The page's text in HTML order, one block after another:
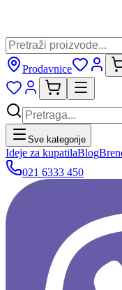
Prodavnice
Sve kategorije
Ideje za kupatilaBlog
021 6333 450